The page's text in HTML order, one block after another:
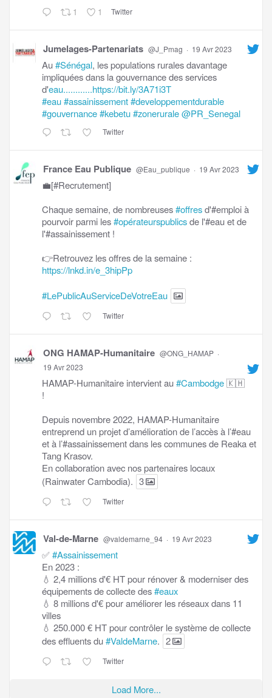
1 1 Twitter
Jumelages-Partenariats @J_Pmag · 19 Avr 2023
Au#Sénégal, les populations rurales davantage
impliquées dans la gouvernance des services
d'eau............https://bit.ly/3A71i3T
#eau#assainissement#developpementdurable
#gouvernance#kebetu#zonerurale@PR_Senegal
Twitter
France Eau Publique @Eau_publique · 19 Avr 2023
💼[#Recrutement]
Chaque semaine, de nombreuses#offresd'#emploi à
pourvoir parmi les#opérateurspublicsde l'#eau et de
l'#assainissement !
👉Retrouvez les offres de la semaine :
https://lnkd.in/e_3hipPp
#LePublicAuServiceDeVotreEau
Twitter
ONG HAMAP-Humanitaire @ONG_HAMAP ·
19 Avr 2023
HAMAP-Humanitaire intervient au#Cambodge🇰🇭
!
Depuis novembre 2022, HAMAP-Humanitaire
entreprend un projet d’amélioration de l’accès à l’#eau
et à l’#assainissement dans les communes de Reaka et
Tang Krasov.
En collaboration avec nos partenaires locaux
(Rainwater Cambodia). 3
Twitter
Val-de-Marne @valdemarne_94 · 19 Avr 2023
✅#Assainissement
En 2023 :
💧 2,4 millions d'€ HT pour rénover & moderniser des
équipements de collecte des#eaux
💧 8 millions d'€ pour améliorer les réseaux dans 11
villes
💧 250.000 € HT pour contrôler le système de collecte
des effluents du#ValdeMarne. 2
Twitter
Load More...